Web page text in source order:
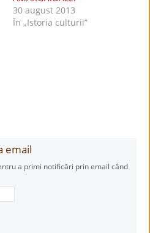
30 august 2013
În „Istoria culturii”
email
a primi notificări prin email când